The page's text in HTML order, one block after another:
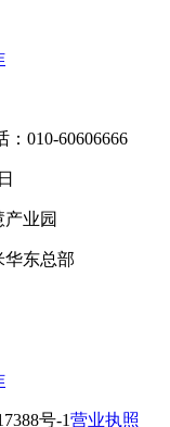
010-60606666
业园
华东总部
号-1营业执照